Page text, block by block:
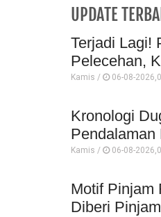
UPDATE
Terjadi Lagi!
Pelecehan,
Kamis / 06-08-
Kronologi
Pendalaman
Kamis / 06-08-
Motif Pinjam
Diberi